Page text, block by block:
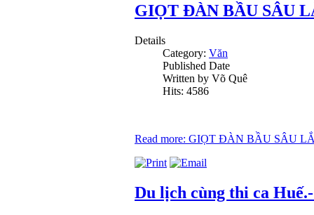
GIỌT ĐÀN BẦU SÂU
Details
Category: Văn
Published Date
Written by Võ Quê
Hits: 4586
Read more: GIỌT ĐÀN BẦU SÂU
Du lịch cùng thi ca